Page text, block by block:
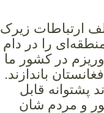
ارتباطات زیرک
را در دام
در کشور ما
باندازند.
پشتوانه قابل
و مردم شان